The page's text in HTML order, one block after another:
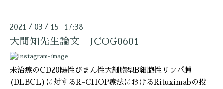
2021 / 03 / 15 17:38
大間知先生論文 JCOG0601
未治療のCD20陽性びまん性大細胞型B細胞性リンパ腫
(DLBCL)に対するR-CHOP療法におけるRituximabの投